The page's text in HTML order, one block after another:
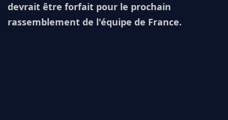
devrait être forfait pour le prochain
rassemblement de l'équipe de France.